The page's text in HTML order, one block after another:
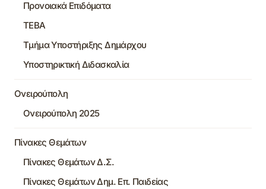
Προνοιακά Επιδόματα
ΤΕΒΑ
Τμήμα Υποστήριξης Δημάρχου
Υποστηρικτική Διδασκαλία
Ονειρούπολη
Ονειρούπολη 2025
Πίνακες Θεμάτων
Πίνακες Θεμάτων Δ.Σ.
Πίνακες Θεμάτων Δημ. Επ. Παιδείας